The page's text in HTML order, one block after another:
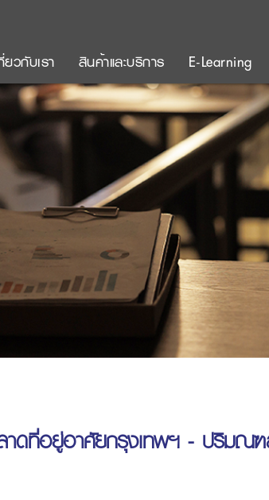
ยวกับเรา สินค้าและบริการ E-Learning
ดที่อยู่อาศัยกรุงเทพฯ - ปริมณ